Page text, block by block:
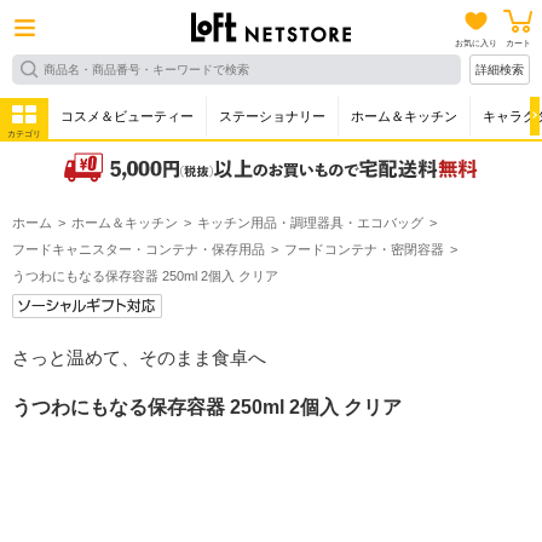
お気に入り カート
詳細検索
カテゴリ
コスメ＆ビューティー ステーショナリー ホーム＆キッチン キャラク
ホーム ホーム＆キッチン
キッチン用品・調理器具・エコバッグ
フードキャニスター・コンテナ・保存用品
フードコンテナ・密閉容器
うつわにもなる保存容器 250ml 2個入 クリア
さっと温めて、そのまま食卓へ
うつわにもなる保存容器 250ml 2個入 クリア